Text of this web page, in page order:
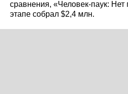
сравнения, «Человек‑паук:
этапе собрал $2,4 млн.